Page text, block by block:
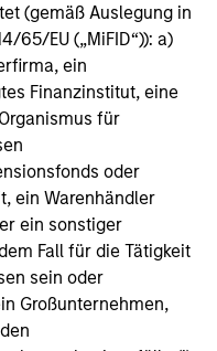
(gemäß Auslegung in
65/EU („MiFID“)): a)
ein
Finanzinstitut, eine
für
oder
ein Warenhändler
ein sonstiger
Fall für die Tätigkeit
sein oder
Großunternehmen,